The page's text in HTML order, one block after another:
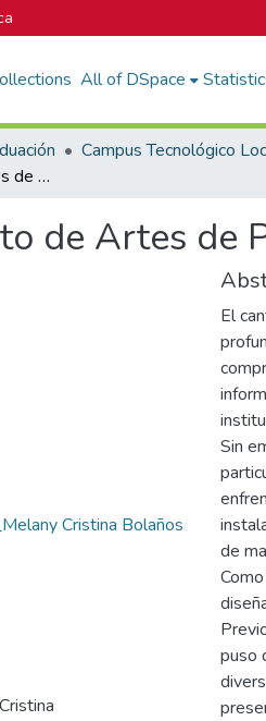
All of DSpace
IAP : Instituto de Artes de Paraíso
de Artes de
Cristina Bolaños
El
Sin
de
puso